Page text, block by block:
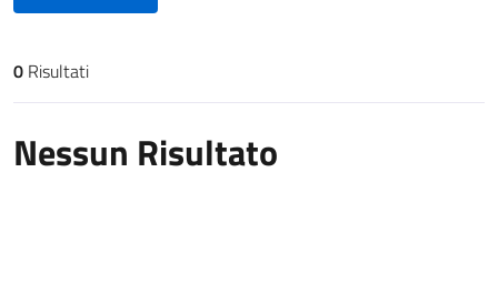
Risultati di ricerca
0 Risultati
Nessun Risultato